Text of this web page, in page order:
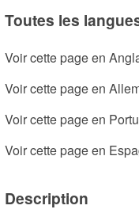
Toutes les
Voir cette page en
Voir cette page en
Voir cette page en
Voir cette page en
Description